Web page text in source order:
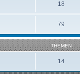
18
79
THEMEN
14